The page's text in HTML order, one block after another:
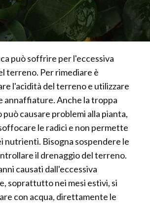
può soffrire per l'eccessiva
terreno. Per rimediare è
l'acidità del terreno e utilizzare
annaffiature. Anche la troppa
causare problemi alla pianta,
le radici e non permette
nutrienti. Bisogna sospendere le
il drenaggio del terreno.
causati dall'eccessiva
soprattutto nei mesi estivi, si
con acqua, direttamente le